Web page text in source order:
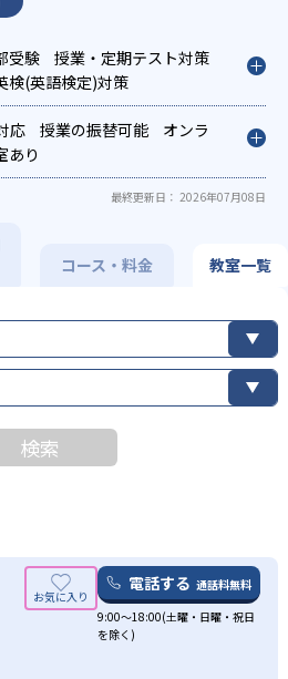
受験
授業・定期テスト対策
検(英語検定)対策
応 授業の振替可能
オンラ
あり
最終更新日： 2026年07月08日
コース・料金 教室一覧
検索
電話する 通話料無料
9:00～18:00(土曜・日曜・祝日
を除く)